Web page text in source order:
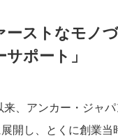
ーストなモノ
サポート」
、アンカー・ジャ
開し、とくに創業当